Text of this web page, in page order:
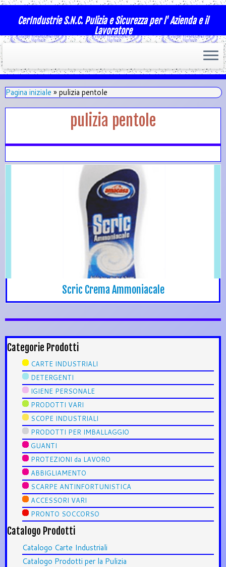
CerIndustrie S.N.C. Pulizia e Sicurezza per l' Azienda e il
Lavoratore
Pagina iniziale » pulizia pentole
pulizia pentole
Scric Crema Ammoniacale
Categorie Prodotti
CARTE INDUSTRIALI
DETERGENTI
IGIENE PERSONALE
PRODOTTI VARI
SCOPE INDUSTRIALI
PRODOTTI PER IMBALLAGGIO
GUANTI
PROTEZIONI da LAVORO
ABBIGLIAMENTO
SCARPE ANTINFORTUNISTICA
ACCESSORI VARI
PRONTO SOCCORSO
Catalogo Prodotti
Catalogo Carte Industriali
Catalogo Prodotti per la Pulizia